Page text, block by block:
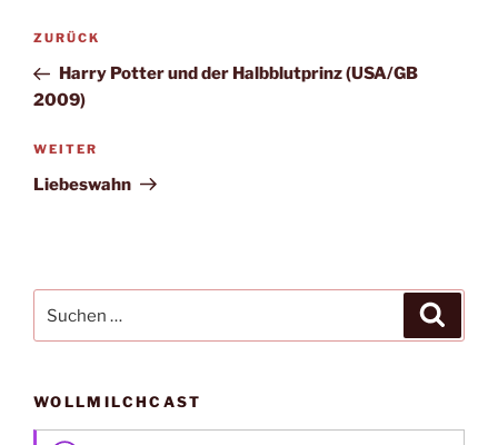
Beitragsnavigation
Vorheriger
Beitrag
ZURÜCK
Harry Potter und der Halbblutprinz (USA/GB
2009)
Nächster
Beitrag
WEITER
Liebeswahn
nach:
WOLLMILCHCAST